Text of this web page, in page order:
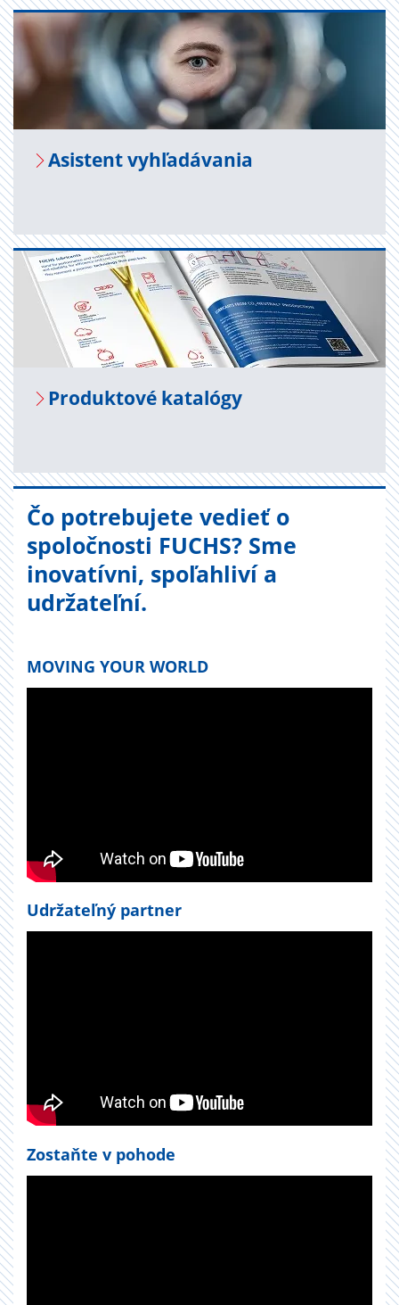
Asis­tent vy­hľa­dá­va­nia
Pro­duk­to­vé ka­ta­ló­gy
Čo potrebujete vedieť o
spoločnosti FUCHS? Sme
inovatívni, spoľahliví a
udržateľní.
MOVING YOUR WORLD
Udržateľný partner
Zostaňte v pohode